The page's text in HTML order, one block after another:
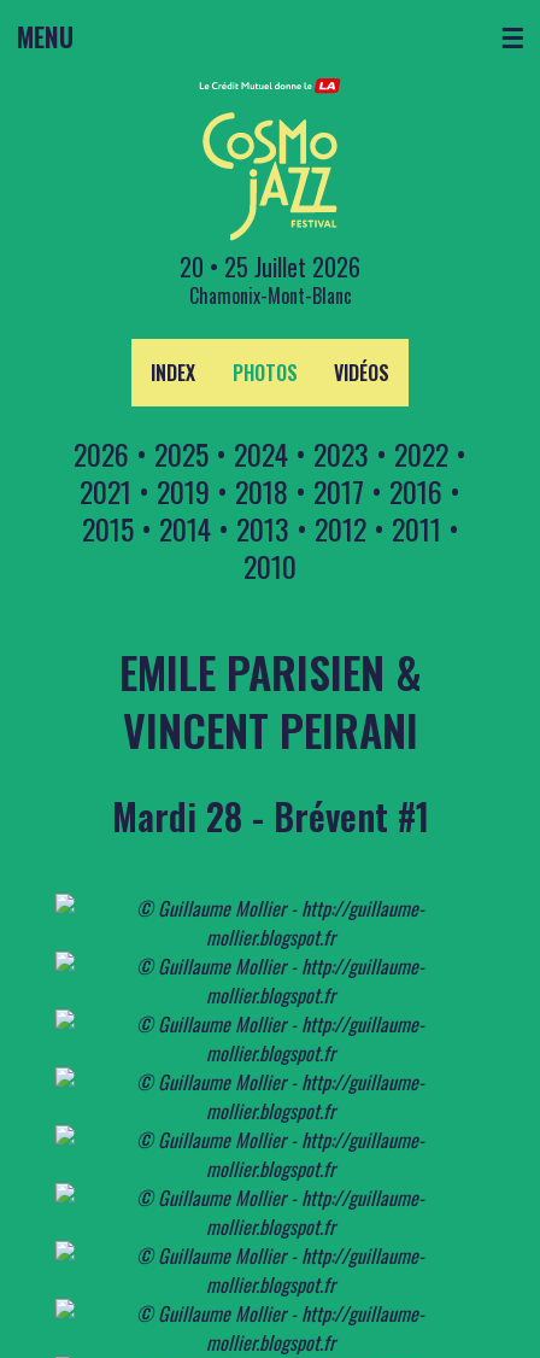
MENU ☰
20 • 25 Juillet 2026
Chamonix-Mont-Blanc
INDEX PHOTOS VIDÉOS
2026 • 2025 • 2024 • 2023 • 2022 •
2021 • 2019 • 2018 • 2017 • 2016 •
2015• 2014• 2013 • 2012• 2011 •
2010
EMILE PARISIEN &
VINCENT PEIRANI
Mardi 28 - Brévent #1